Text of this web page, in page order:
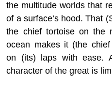
the multitude worlds that
of a surface’s hood. That
the chief tortoise on the
ocean makes it (the
on (its) laps with ease.
character of the great is